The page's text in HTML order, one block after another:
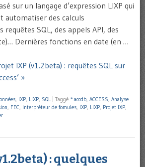
sur un langage d’expression LIXP qui
automatiser des calculs
SQL, des appels API, des
Dernières fonctions en date (en …
IXP (v1.2beta) : requêtes SQL sur
»
, IXP, LIXP, SQL Taggé *.accdb, ACCESS, Analyse
, FEC, Interpréteur de fomules, IXP, LIXP, Projet IXP,
: quelques